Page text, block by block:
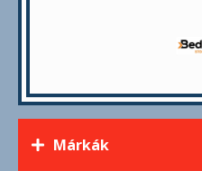
Márkák